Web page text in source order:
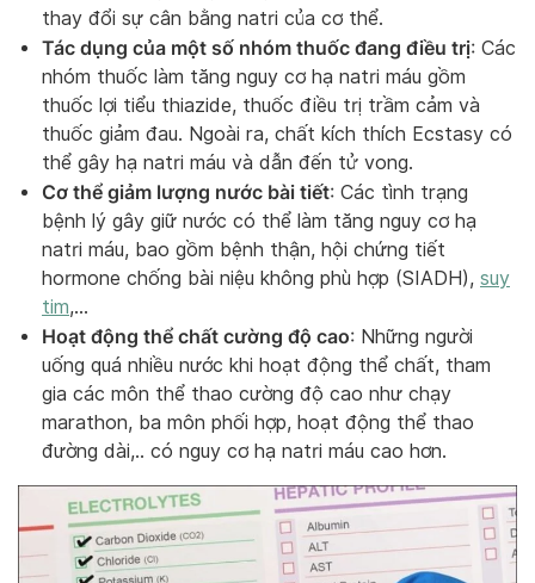
thay đổi sự cân bằng natri của cơ thể.
Tác dụng của một số nhóm thuốc đang điều trị: Các
nhóm thuốc làm tăng nguy cơ hạ natri máu gồm
thuốc lợi tiểu thiazide, thuốc điều trị trầm cảm và
thuốc giảm đau. Ngoài ra, chất kích thích Ecstasy có
thể gây hạ natri máu và dẫn đến tử vong.
Cơ thể giảm lượng nước bài tiết: Các tình trạng
bệnh lý gây giữ nước có thể làm tăng nguy cơ hạ
natri máu, bao gồm bệnh thận, hội chứng tiết
hormone chống bài niệu không phù hợp (SIADH), suy
tim,…
Hoạt động thể chất cường độ cao: Những người
uống quá nhiều nước khi hoạt động thể chất, tham
gia các môn thể thao cường độ cao như chạy
marathon, ba môn phối hợp, hoạt động thể thao
đường dài,.. có nguy cơ hạ natri máu cao hơn.